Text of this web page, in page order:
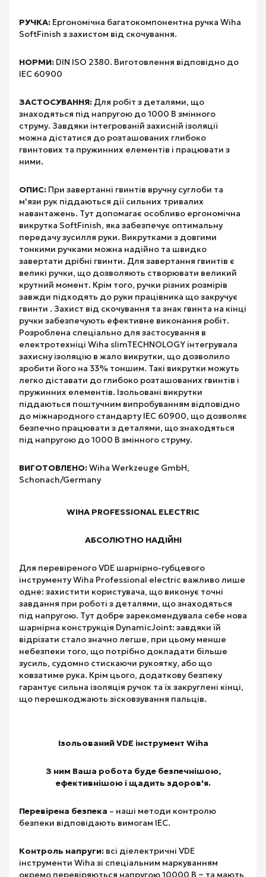
РУЧКА: Ергономічна багатокомпонентна ручка Wiha
SoftFinish з захистом від скочування.
НОРМИ: DIN ISO 2380. Виготовлення відповідно до
IEC 60900
ЗАСТОСУВАННЯ: Для робіт з деталями, що
знаходяться під напругою до 1000 В змінного
струму. Завдяки інтегрованій захисній ізоляції
можна дістатися до розташованих глибоко
гвинтових та пружинних елементів і працювати з
ними.
ОПИС: При завертанні гвинтів вручну суглоби та
м'язи рук піддаються дії сильних тривалих
навантажень. Тут допомагає особливо ергономічна
викрутка SoftFinish, яка забезпечує оптимальну
передачу зусилля руки. Викрутками з довгими
тонкими ручками можна надійно та швидко
завертати дрібні гвинти. Для завертання гвинтів є
великі ручки, що дозволяють створювати великий
крутний момент. Крім того, ручки різних розмірів
завжди підходять до руки працівника що закручує
гвинти . Захист від скочування та знак гвинта на кінці
ручки забезпечують ефективне виконання робіт.
Розроблена спеціально для застосування в
електротехніці Wiha slimTECHNOLOGY інтегрувала
захисну ізоляцію в жало викрутки, що дозволило
зробити його на 33% тоншим. Такі викрутки можуть
легко діставати до глибоко розташованих гвинтів і
пружинних елементів. Ізольовані викрутки
піддаються поштучним випробуванням відповідно
до міжнародного стандарту IEC 60900, що дозволяє
безпечно працювати з деталями, що знаходяться
під напругою до 1000 В змінного струму.
ВИГОТОВЛЕНО:Wiha Werkzeuge GmbH,
Schonach/Germany
WIHA PROFESSIONAL ELECTRIC
АБСОЛЮТНО НАДІЙНІ
Для перевіреного VDE шарнірно-губцевого
інструменту Wiha Professional electric важливо лише
одне: захистити користувача, що виконує точні
завдання при роботі з деталями, що знаходяться
під напругою. Тут добре зарекомендувала себе нова
шарнірна конструкція DynamicJoint: завдяки їй
відрізати стало значно легше, при цьому менше
небезпеки того, що потрібно докладати більше
зусиль, судомно стискаючи рукоятку, або що
ковзатиме рука. Крім цього, додаткову безпеку
гарантує сильна ізоляція ручок та їх закруглені кінці,
що перешкоджають зісковзування пальців.
Ізольований VDE інструмент Wiha
З ним Ваша робота буде безпечнішою,
ефективнішою і щадить здоров'я.
Перевірена безпека – наші методи контролю
безпеки відповідають вимогам IEC.
Контроль напруги: всі діелектричні VDE
інструменти Wiha зі спеціальним маркуванням
окремо перевіряються напругою 10000 В ~ та мають